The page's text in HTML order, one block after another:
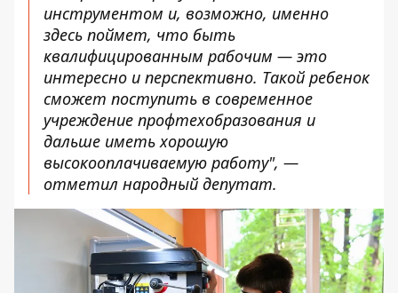
инструментом и, возможно, именно
здесь поймет, что быть
квалифицированным рабочим — это
интересно и перспективно. Такой ребенок
сможет поступить в современное
учреждение профтехобразования и
дальше иметь хорошую
высокооплачиваемую работу", —
отметил народный депутат.